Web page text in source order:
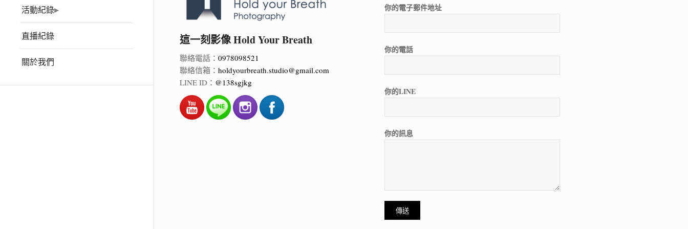
活動紀錄
直播紀錄
關於我們
這一刻影像 Hold Your Breath
聯絡電話： 0978098521
聯絡信箱： holdyourbreath.studio@gmail.com
LINE ID： @138sgjkg
你的電子郵件地址
你的電話
你的LINE
你的訊息